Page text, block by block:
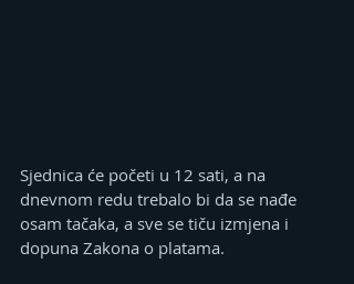
Sjednica će početi u 12 sati, a na
dnevnom redu trebalo bi da se nađe
osam tačaka, a sve se tiču izmjena i
dopuna Zakona o platama.